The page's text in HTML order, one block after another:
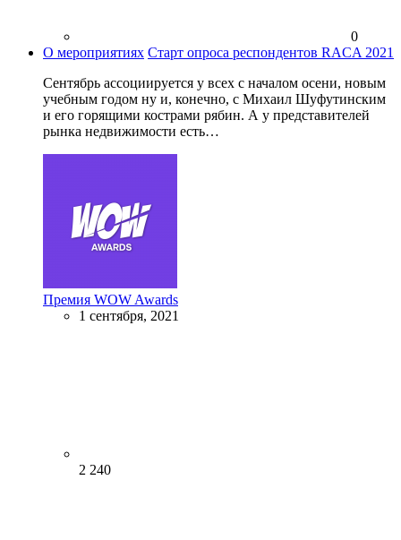
0
О мероприятиях Старт опроса респондентов RACA 2021
Сентябрь ассоциируется у всех с началом осени, новым
учебным годом ну и, конечно, с Михаил Шуфутинским
и его горящими кострами рябин. А у представителей
рынка недвижимости есть…
Премия WOW Awards
1 сентября, 2021
2 240